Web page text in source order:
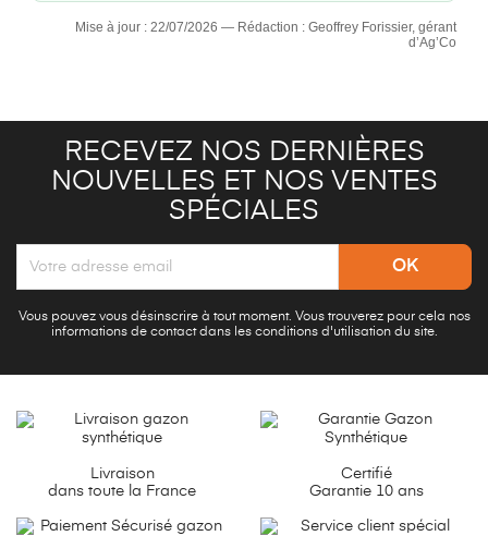
Mise à jour : 22/07/2026 — Rédaction : Geoffrey Forissier, gérant
d’Ag’Co
RECEVEZ NOS DERNIÈRES
NOUVELLES ET NOS VENTES
SPÉCIALES
Vous pouvez vous désinscrire à tout moment. Vous trouverez pour cela nos
informations de contact dans les conditions d'utilisation du site.
Livraison
dans toute la France
Certifié
Garantie 10 ans